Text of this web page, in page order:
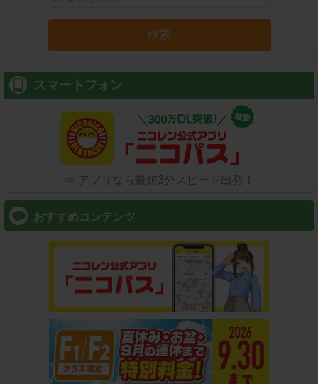
検索
スマートフォン
⇒ アプリなら最短3分スピード出発！
おすすめコンテンツ